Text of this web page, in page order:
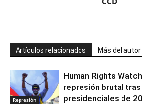
Artículos relacionados Más del autor
Represión
Human Rights
represión brutal
presidenciales de